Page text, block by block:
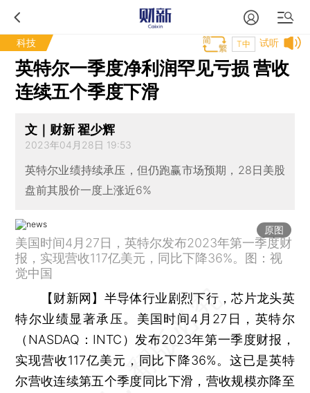
科技 试听
T中
英特尔一季度净利润罕见亏损 营收
连续五个季度下滑
文｜财新 翟少辉
2023年04月28日 19:53
英特尔业绩持续承压，但仍跑赢市场预期，28日美股
盘前其股价一度上涨近6%
原图
美国时间4月27日，英特尔发布2023年第一季度财
报，实现营收117亿美元，同比下降36%。图：视
觉中国
【财新网】 半导体行业剧烈下行，芯片龙头英
特尔业绩显著承压。美国时间4月27日，英特尔
（NASDAQ：INTC）发布2023年第一季度财报，
实现营收117亿美元，同比下降36%。这已是英特
尔营收连续第五个季度同比下滑，营收规模亦降至